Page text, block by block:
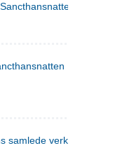
; Fru Inger
samlede verker. 2